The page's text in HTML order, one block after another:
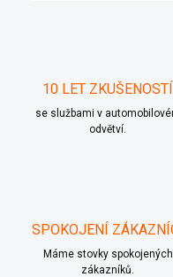
10 LET ZKUŠENOSTÍ
se službami v
odvětví.
SPOKOJENÍ
Máme stovky spokojených
zákazníků.